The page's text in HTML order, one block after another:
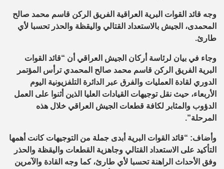
وجه قائد القوات البرية العراقية الفريق الركن قاسم محمد صالح
المحمدى، الجيش بالاستعداد القتالي واليقظة والحذر تحسبا لأي
طارئ.
وجاء في بيان لرئاسة أركان الجيش العراقي أن “قائد القوات
البرية الفريق الركن قاسم محمد صالح المحمدي ترأس المؤتمر
الدوري لقادة العمليات والفرق عبر الدائرة التلفزيونية اليوم
الأربعاء، حيث نقل توجيهات القيادات العليا الذين أثنوا على العمل
الدؤوب والمثابر لكافة قطعات الجيش العراقي خلال هذه
المرحلة”.
وأضاف: “قائد القوات البرية أبدى جملة من التوجيهات كانت أهمها
التأكيد على الاستعداد القتالي وجاهزية القطعات واليقظة والحذر
وفق الأحداث الراهنة تحسبا لأي طارئ، كما وجه القادة والآمرين